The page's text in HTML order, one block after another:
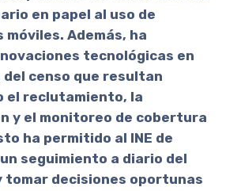
en papel al uso de
Además, ha
tecnológicas en
censo que resultan
el reclutamiento, la
y el monitoreo de cobertura
ha permitido al INE de
seguimiento a diario del
tomar decisiones oportunas